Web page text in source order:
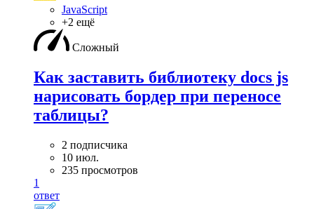
JavaScript
+2 ещё
Сложный
Как заставить библиотеку docs js
нарисовать бордер при переносе
таблицы?
2 подписчика
10 июл.
235 просмотров
1
ответ